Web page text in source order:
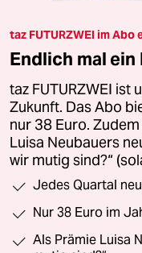
taz FUTURZWEI im Abo
Endlich mal
taz FUTURZWEI ist
Zukunft. Das Abo
nur 38 Euro.
Luisa Neubauers
wir mutig sind?“
Jedes Quartal
Nur 38 Euro im
Als Prämie Luisa